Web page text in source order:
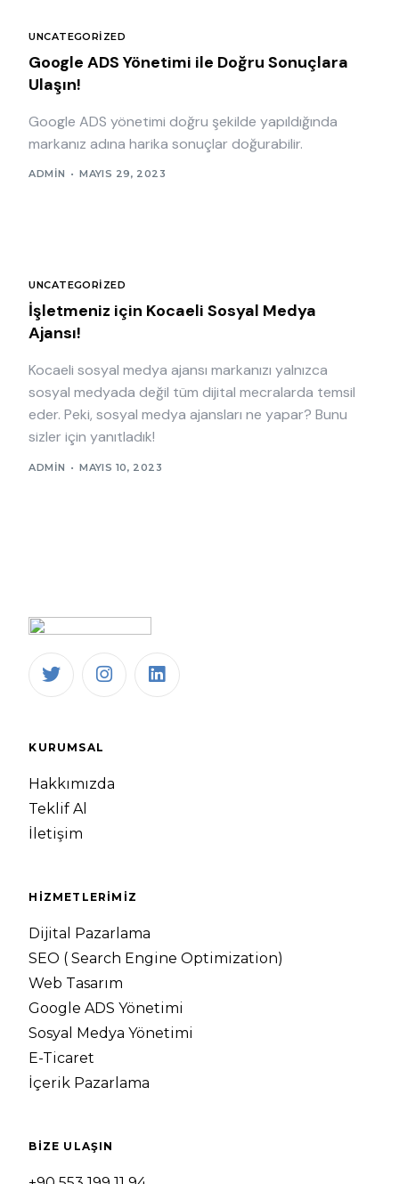
UNCATEGORIZED
Google ADS Yönetimi ile Doğru Sonuçlara
Ulaşın!
Google ADS yönetimi doğru şekilde yapıldığında
markanız adına harika sonuçlar doğurabilir.
ADMIN MAYIS 29, 2023
UNCATEGORIZED
İşletmeniz için Kocaeli Sosyal Medya
Ajansı!
Kocaeli sosyal medya ajansı markanızı yalnızca
sosyal medyada değil tüm dijital mecralarda temsil
eder. Peki, sosyal medya ajansları ne yapar? Bunu
sizler için yanıtladık!
ADMIN MAYIS 10, 2023
KURUMSAL
Hakkımızda
Teklif Al
İletişim
HİZMETLERİMİZ
Dijital Pazarlama
SEO ( Search Engine Optimization)
Web Tasarım
Google ADS Yönetimi
Sosyal Medya Yönetimi
E-Ticaret
İçerik Pazarlama
BIZE ULAŞIN